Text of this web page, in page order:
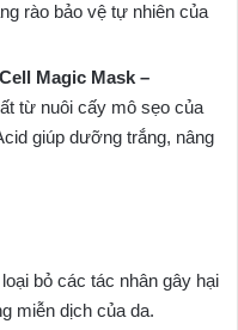
rào bảo vệ tự nhiên của
Magic Mask –
từ nuôi cấy mô sẹo của
giúp dưỡng trắng, nâng
loại bỏ các tác nhân gây hại
miễn dịch của da.